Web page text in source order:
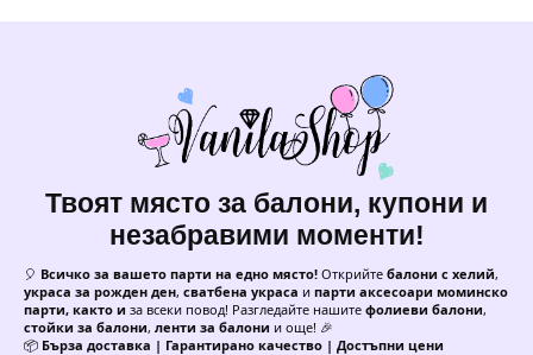
Твоят място за балони, купони и
незабравими моменти!
🎈 Всичко за вашето парти на едно място! Открийте балони с хелий,
украса за рожден ден, сватбена украса и парти аксесоари моминско
парти, както и за всеки повод! Разгледайте нашите фолиеви балони,
стойки за балони, ленти за балони и още! 🎉
📦 Бърза доставка | Гарантирано качество | Достъпни цени